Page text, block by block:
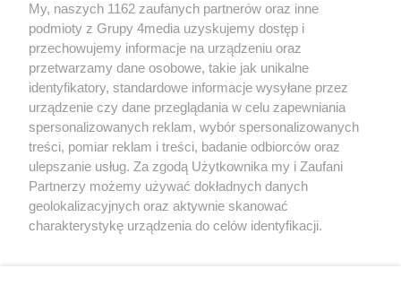
Redakcja Reklama Prywatność
Praca Łódź
the:protocol
My, naszych 1162 zaufanych partnerów oraz inne
podmioty z Grupy 4media uzyskujemy dostęp i
przechowujemy informacje na urządzeniu oraz
przetwarzamy dane osobowe, takie jak unikalne
identyfikatory, standardowe informacje wysyłane przez
urządzenie czy dane przeglądania w celu zapewniania
spersonalizowanych reklam, wybór spersonalizowanych
treści, pomiar reklam i treści, badanie odbiorców oraz
ulepszanie usług. Za zgodą Użytkownika my i Zaufani
Partnerzy możemy używać dokładnych danych
geolokalizacyjnych oraz aktywnie skanować
charakterystykę urządzenia do celów identyfikacji.